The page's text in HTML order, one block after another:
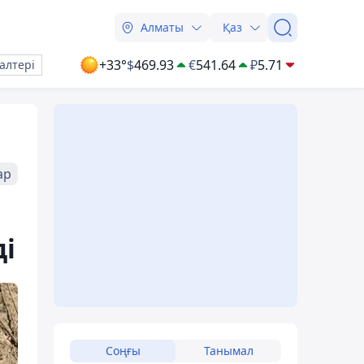
Алматы Қаз
+33°$469.93 €541.64 ₽5.71
Соңғы Танымал